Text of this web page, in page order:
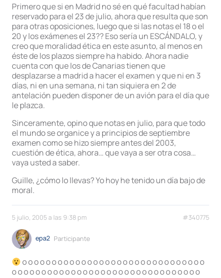
Primero que si en Madrid no sé en qué facultad habían
reservado para el 23 de julio, ahora que resulta que son
para otras oposiciones, luego que si las notas el 18 o el
20 y los exámenes el 23?? Eso sería un ESCÁNDALO, y
creo que moralidad ética en este asunto, al menos en
éste de los plazos siempre ha habido. Ahora nadie
cuenta con que los de Canarias tienen que
desplazarse a madrid a hacer el examen y que ni en 3
días, ni en una semana, ni tan siquiera en 2 de
antelación pueden disponer de un avión para el día que
le plazca.
Sinceramente, opino que notas en julio, para que todo
el mundo se organice y a principios de septiembre
examen como se hizo siempre antes del 2003,
cuestión de ética, ahora… que vaya a ser otra cosa…
vaya usted a saber.
Guille, ¿cómo lo llevas? Yo hoy he tenido un día bajo de
moral.
5 julio, 2005 a las 9:38 pm #340775
epa2 Participante
o o o o o o o o o o o o o o o o o o o o o o o o o o o o o o o
o o o o o o o o o o o o o o o o o o o o o o o o o o o o o o o o